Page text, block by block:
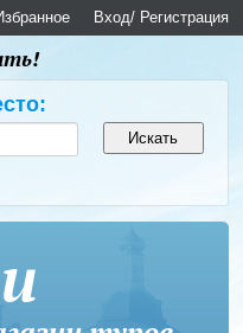
Вход/ Регистрация